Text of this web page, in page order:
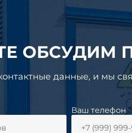
ОБСУДИМ
данные, и мы
Ваш телефон